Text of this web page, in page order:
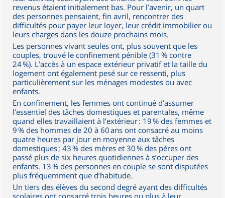
revenus étaient initialement bas. Pour l’avenir, un quart
des personnes pensaient, fin avril, rencontrer des
difficultés pour payer leur loyer, leur crédit immobilier ou
leurs charges dans les douze prochains mois.
Les personnes vivant seules ont, plus souvent que les
couples, trouvé le confinement pénible (31 % contre
24 %). L’accès à un espace extérieur privatif et la taille du
logement ont également pesé sur ce ressenti, plus
particulièrement sur les ménages modestes ou avec
enfants.
En confinement, les femmes ont continué d’assumer
l’essentiel des tâches domestiques et parentales, même
quand elles travaillaient à l’extérieur : 19 % des femmes et
9 % des hommes de 20 à 60 ans ont consacré au moins
quatre heures par jour en moyenne aux tâches
domestiques ; 43 % des mères et 30 % des pères ont
passé plus de six heures quotidiennes à s’occuper des
enfants. 13 % des personnes en couple se sont disputées
plus fréquemment que d’habitude.
Un tiers des élèves du second degré ayant des difficultés
scolaires ont consacré trois heures ou plus à leur